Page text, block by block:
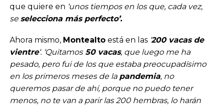
que quiere en ‘unos tiempos en los que, cada vez,
seselecciona más perfecto’.
Ahora mismo, Montealto está en las 200 vacas de
vientre‘. ‘Quitamos50 vacas, que luego me ha
pesado, pero fui de los que estaba preocupadísimo
en los primeros meses de la pandemia, no
queremos pasar de ahí, porque no puedo tener
menos, no te van a parir las 200 hembras, lo harán